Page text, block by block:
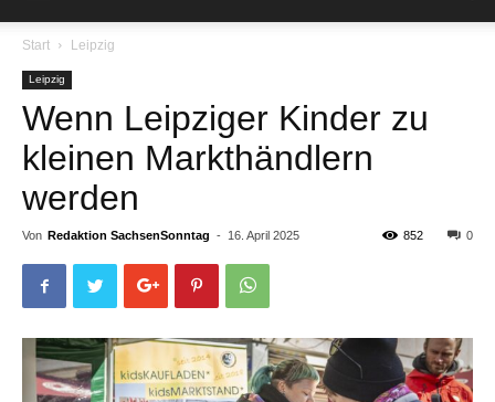
Start Leipzig
Leipzig
Wenn Leipziger Kinder zu
kleinen Markthändlern
werden
Von Redaktion SachsenSonntag - 16. April 2025 0
852